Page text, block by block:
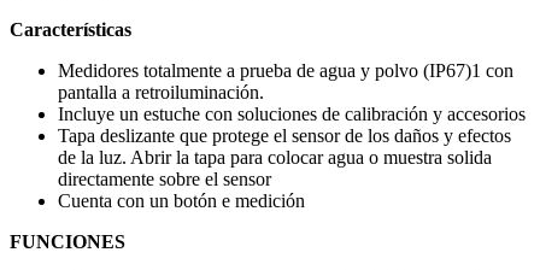
Características
Medidores totalmente a prueba de agua y polvo (IP67)1 con
pantalla a retroiluminación.
Incluye un estuche con soluciones de calibración y accesorios
Tapa deslizante que protege el sensor de los daños y efectos
de la luz. Abrir la tapa para colocar agua o muestra solida
directamente sobre el sensor
Cuenta con un botón e medición
FUNCIONES